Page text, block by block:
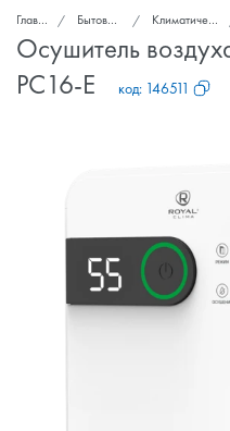
Главная Бытовая техника Климатическая техника
Осушитель
PC16-E
код: 146511